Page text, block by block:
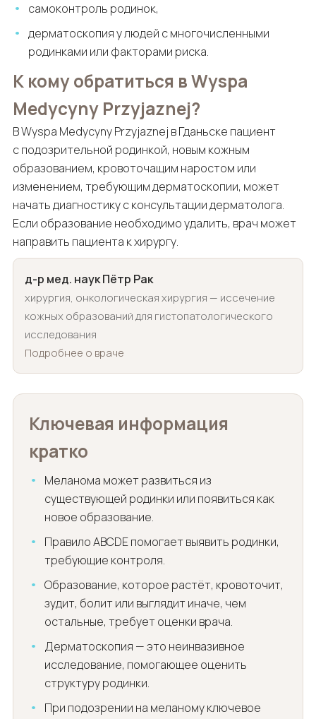
самоконтроль родинок,
дерматоскопия у людей с многочисленными
родинками или факторами риска.
К кому обратиться в Wyspa
Medycyny Przyjaznej?
В Wyspa Medycyny Przyjaznej в Гданьске пациент
с подозрительной родинкой, новым кожным
образованием, кровоточащим наростом или
изменением, требующим дерматоскопии, может
начать диагностику с консультации дерматолога.
Если образование необходимо удалить, врач может
направить пациента к хирургу.
д-р мед. наук Пётр Рак
хирургия, онкологическая хирургия — иссечение
кожных образований для гистопатологического
исследования
Подробнее о враче
Ключевая информация
кратко
Меланома может развиться из
существующей родинки или появиться как
новое образование.
Правило ABCDE помогает выявить родинки,
требующие контроля.
Образование, которое растёт, кровоточит,
зудит, болит или выглядит иначе, чем
остальные, требует оценки врача.
Дерматоскопия — это неинвазивное
исследование, помогающее оценить
структуру родинки.
При подозрении на меланому ключевое